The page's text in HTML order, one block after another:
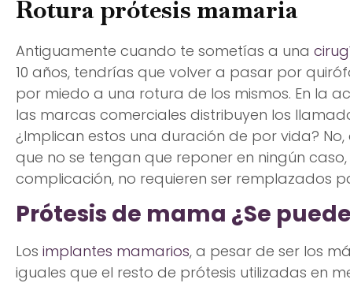
Rotura prótesis mamaria
Antiguamente cuando te sometías a una
10 años, tendrías que volver a pasar por
por miedo a una rotura de los mismos. En la
las marcas comerciales distribuyen los
¿Implican estos una duración de por vida?
que no se tengan que reponer en ningún
complicación, no requieren ser remplazados
Prótesis de mama ¿Se
Los implantes mamarios, a pesar de ser los
iguales que el resto de prótesis utilizadas en